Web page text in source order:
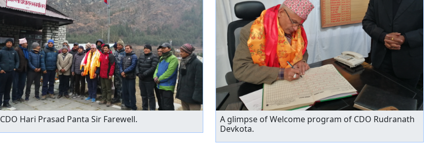
CDO Hari Prasad Panta Sir Farewell.
A glimpse of Welcome program of CDO Rudranath
Devkota.